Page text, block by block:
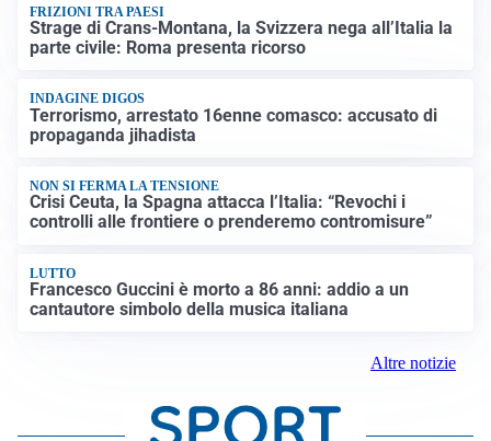
FRIZIONI TRA PAESI
Strage di Crans-Montana, la Svizzera nega all’Italia la
parte civile: Roma presenta ricorso
INDAGINE DIGOS
Terrorismo, arrestato 16enne comasco: accusato di
propaganda jihadista
NON SI FERMA LA TENSIONE
Crisi Ceuta, la Spagna attacca l’Italia: “Revochi i
controlli alle frontiere o prenderemo contromisure”
LUTTO
Francesco Guccini è morto a 86 anni: addio a un
cantautore simbolo della musica italiana
Altre notizie